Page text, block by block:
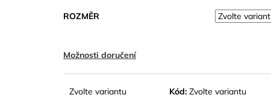
ROZMĚR
Možnosti doručení
Zvolte variantu Kód: Zvolte variantu